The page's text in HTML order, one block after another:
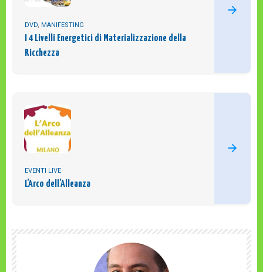
DVD, MANIFESTING
I 4 Livelli Energetici di Materializzazione della
Ricchezza
EVENTI LIVE
L’Arco dell’Alleanza